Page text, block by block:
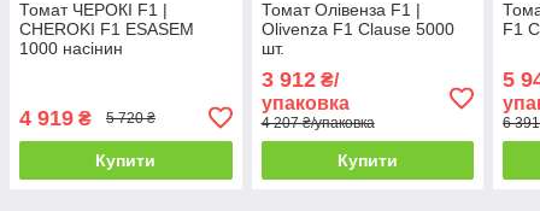
Томат ЧЕРОКІ F1 |
CHEROKI F1 ESASEM
1000 насінин
4 919 ₴ 5 720 ₴
Купити
Томат Олівенза F1 |
Olivenza F1 Clause 5000
шт.
3 912₴/
упаковка
4 207 ₴/упаковка
Купити
F1
5
6